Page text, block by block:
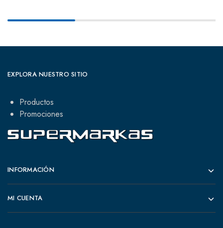
EXPLORA NUESTRO SITIO
Productos
Promociones
INFORMACIÓN
MI CUENTA